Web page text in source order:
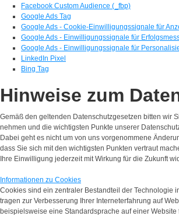
Facebook Custom Audience (_fbp)
Google Ads Tag
Google Ads - Cookie-Einwilligungssignale für
Google Ads - Einwilligungssignale für
Google Ads - Einwilligungssignale für
LinkedIn Pixel
Bing Tag
Hinweise zum
Gemäß den geltenden Datenschutzgesetzen bitten wir
nehmen und die wichtigsten Punkte unserer
Dabei geht es nicht um von uns vorgenommene
dass Sie sich mit den wichtigsten Punkten vertraut
Ihre Einwilligung jederzeit mit Wirkung für die Zukunft
Informationen zu Cookies
Cookies sind ein zentraler Bestandteil der Technologie
tragen zur Verbesserung Ihrer Interneterfahrung auf
beispielsweise eine Standardsprache auf einer Website